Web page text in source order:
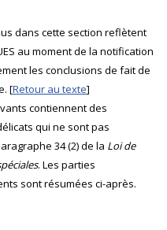
dans cette section reflètent
au moment de la notification
les conclusions de fait de
[Retour au texte]
contiennent des
qui ne sont pas
34 (2) de la Loi de
. Les parties
sont résumées ci-après.